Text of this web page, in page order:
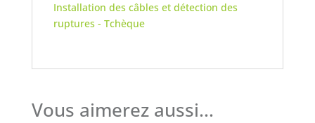
Installation des câbles et détection des
ruptures - Tchèque
Vous aimerez aussi...